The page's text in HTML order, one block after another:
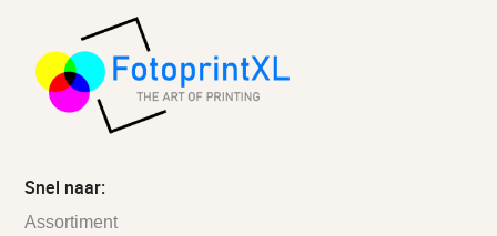
Snel naar:
Assortiment